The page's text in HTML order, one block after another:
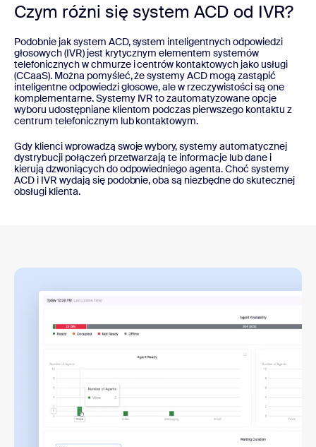
Czym różni się system ACD od IVR?
Podobnie jak system ACD, system inteligentnych odpowiedzi
głosowych (IVR) jest krytycznym elementem systemów
telefonicznych w chmurze i centrów kontaktowych jako usługi
(CCaaS). Można pomyśleć, że systemy ACD mogą zastąpić
inteligentne odpowiedzi głosowe, ale w rzeczywistości są one
komplementarne. Systemy IVR to zautomatyzowane opcje
wyboru udostępniane klientom podczas pierwszego kontaktu z
centrum telefonicznym lub kontaktowym.
Gdy klienci wprowadzą swoje wybory, systemy automatycznej
dystrybucji połączeń przetwarzają te informacje lub dane i
kierują dzwoniących do odpowiedniego agenta. Choć systemy
ACD i IVR wydają się podobnie, oba są niezbędne do skutecznej
obsługi klienta.